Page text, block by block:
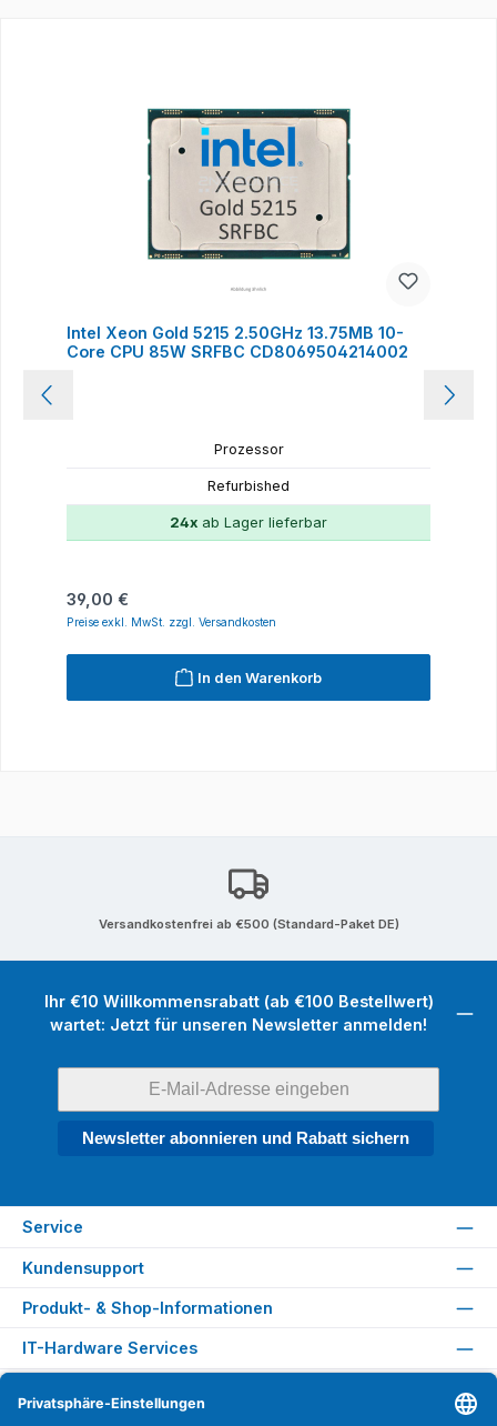
Intel Xeon Gold 5215 2.50GHz 13.75MB 10-
Core CPU 85W SRFBC CD8069504214002
Prozessor
Refurbished
24x ab Lager lieferbar
Regulärer Preis:
39,00 €
Preise exkl. MwSt. zzgl. Versandkosten
In den Warenkorb
Versandkostenfrei ab €500 (Standard-Paket DE)
Ihr €10 Willkommensrabatt (ab €100 Bestellwert)
wartet: Jetzt für unseren Newsletter anmelden!
Newsletter abonnieren und Rabatt sichern
Service
Kundensupport
Produkt- & Shop-Informationen
IT-Hardware Services